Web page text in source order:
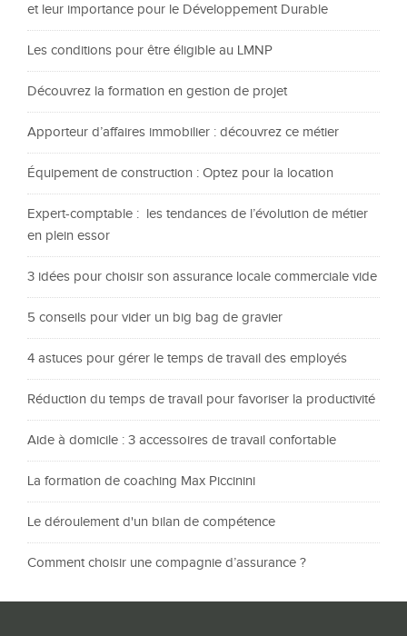
et leur importance pour le Développement Durable
Les conditions pour être éligible au LMNP
Découvrez la formation en gestion de projet
Apporteur d’affaires immobilier : découvrez ce métier
Équipement de construction : Optez pour la location
Expert-comptable : les tendances de l’évolution de métier
en plein essor
3 idées pour choisir son assurance locale commerciale vide
5 conseils pour vider un big bag de gravier
4 astuces pour gérer le temps de travail des employés
Réduction du temps de travail pour favoriser la productivité
Aide à domicile : 3 accessoires de travail confortable
La formation de coaching Max Piccinini
Le déroulement d'un bilan de compétence
Comment choisir une compagnie d’assurance ?